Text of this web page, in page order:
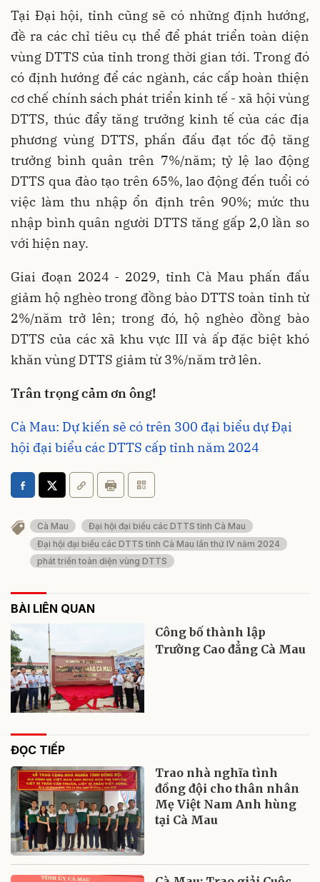
Tại Đại hội, tỉnh cũng sẽ có những định hướng,
đề ra các chỉ tiêu cụ thể để phát triển toàn diện
vùng DTTS của tỉnh trong thời gian tới. Trong đó
có định hướng để các ngành, các cấp hoàn thiện
cơ chế chính sách phát triển kinh tế - xã hội vùng
DTTS, thúc đẩy tăng trưởng kinh tế của các địa
phương vùng DTTS, phấn đấu đạt tốc độ tăng
trưởng bình quân trên 7%/năm; tỷ lệ lao động
DTTS qua đào tạo trên 65%, lao động đến tuổi có
việc làm thu nhập ổn định trên 90%; mức thu
nhập bình quân người DTTS tăng gấp 2,0 lần so
với hiện nay.
Giai đoạn 2024 - 2029, tỉnh Cà Mau phấn đấu
giảm hộ nghèo trong đồng bào DTTS toàn tỉnh từ
2%/năm trở lên; trong đó, hộ nghèo đồng bào
DTTS của các xã khu vực III và ấp đặc biệt khó
khăn vùng DTTS giảm từ 3%/năm trở lên.
Trân trọng cảm ơn ông!
Cà Mau: Dự kiến sẽ có trên 300 đại biểu dự Đại
hội đại biểu các DTTS cấp tỉnh năm 2024
Cà Mau
Đại hội đại biểu các DTTS tỉnh Cà Mau
Đại hội đại biểu các DTTS tỉnh Cà Mau lần thứ IV năm 2024
phát triển toàn diện vùng DTTS
BÀI LIÊN QUAN
Công bố thành lập
Trường Cao đẳng Cà Mau
ĐỌC TIẾP
Trao nhà nghĩa tình
đồng đội cho thân nhân
Mẹ Việt Nam Anh hùng
tại Cà Mau